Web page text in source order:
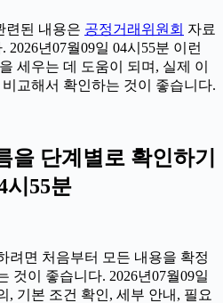
련된 내용은 공정거래위원회 자료
년07월09일 04시55분 이런
세우는 데 도움이 되며, 실제 이
교해서 확인하는 것이 좋습니다.
을 단계별로 확인하기
시55분
려면 처음부터 모든 내용을 확정
것이 좋습니다. 2026년07월09일
, 기본 조건 확인, 세부 안내, 필요